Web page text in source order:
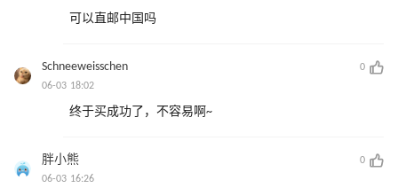
可以直邮中国吗
Schneeweisschen
0
06-03 18:02
终于买成功了，不容易啊~
胖小熊
0
06-03 16:26